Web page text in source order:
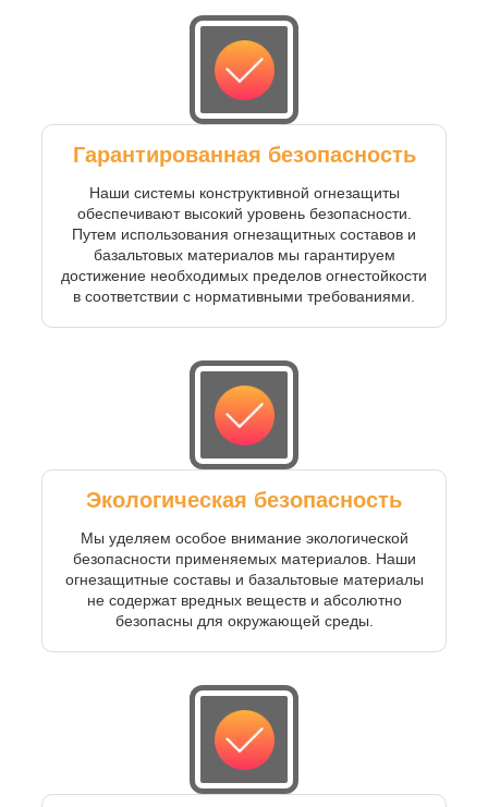
Гарантированная безопасность
Наши системы конструктивной огнезащиты
обеспечивают высокий уровень безопасности.
Путем использования огнезащитных составов и
базальтовых материалов мы гарантируем
достижение необходимых пределов огнестойкости
в соответствии с нормативными требованиями.
Экологическая безопасность
Мы уделяем особое внимание экологической
безопасности применяемых материалов. Наши
огнезащитные составы и базальтовые материалы
не содержат вредных веществ и абсолютно
безопасны для окружающей среды.